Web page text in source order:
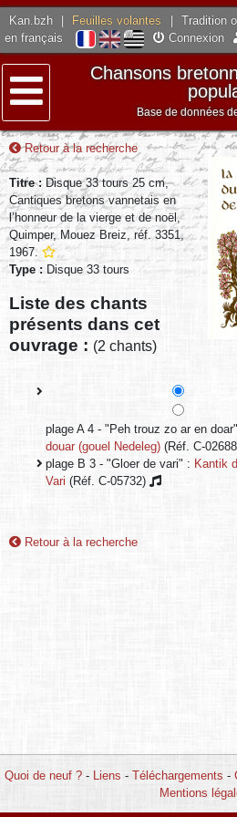
Kan.bzh Feuilles volantes Tradition
en français
Connexion
Menu
Chansons
Base de données
Retour à la recherche
Titre : Disque 33 tours 25 cm,
Cantiques bretons vannetais en
l’honneur de la vierge et de noël,
Quimper, Mouez Breiz, réf. 3351,
1967.
Type : Disque 33 tours
Liste des chants
présents dans cet
ouvrage : (2 chants)
plage A 4 - "Peh trouz zo ar en
douar (gouel Nedeleg) (Réf. C-
plage B 3 - "Gloer de vari" : Kantik
Vari (Réf. C-05732)
Retour à la recherche
Quoi de neuf ?- Liens - Téléchargements -
Mentions